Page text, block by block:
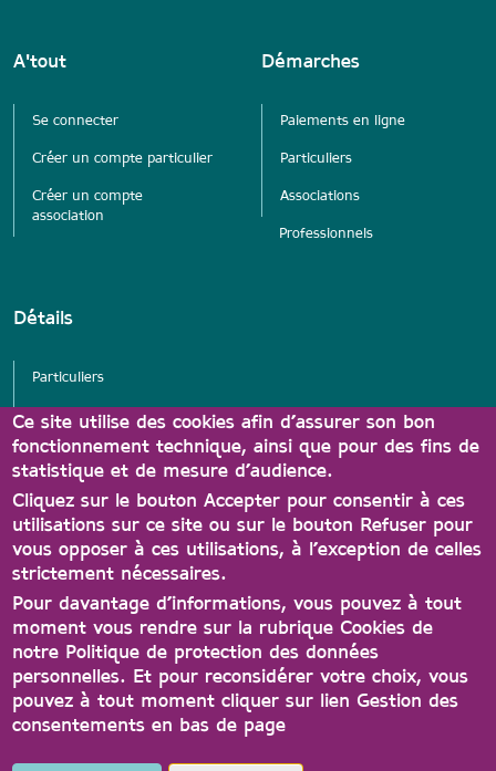
Ce site utilise des cookies afin d’assurer son bon
fonctionnement technique, ainsi que pour des fins de
statistique et de mesure d’audience.
Cliquez sur le bouton Accepter pour consentir à ces
utilisations sur ce site ou sur le bouton Refuser pour
vous opposer à ces utilisations, à l’exception de celles
strictement nécessaires.
Pour davantage d’informations, vous pouvez à tout
moment vous rendre sur la rubrique Cookies de
notre Politique de protection des données
personnelles. Et pour reconsidérer votre choix, vous
pouvez à tout moment cliquer sur lien Gestion des
consentements en bas de page
A'tout
Se connecter
Créer un compte particulier
Créer un compte
association
Démarches
Paiements en ligne
Particuliers
Associations
Professionnels
Détails
Particuliers
Services
Associations
Partenaires Carte A'tout
Contact Conditions générales d'utilisation
Protection des données Accessibilité
Gestion des consentements